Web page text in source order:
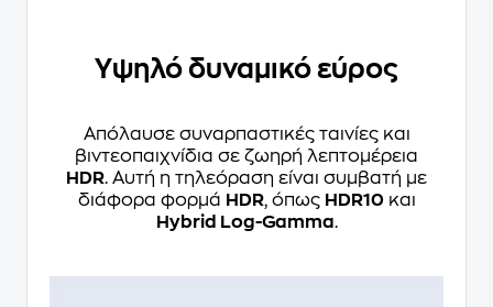
Υψηλό δυναμικό εύρος
Απόλαυσε συναρπαστικές ταινίες και
βιντεοπαιχνίδια σε ζωηρή λεπτομέρεια
HDR. Αυτή η τηλεόραση είναι συμβατή με
διάφορα φορμά HDR, όπως HDR10και
Hybrid Log-Gamma.